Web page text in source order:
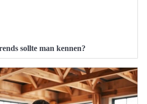
sollte man kennen?